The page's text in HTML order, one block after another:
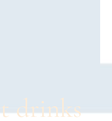
drinks